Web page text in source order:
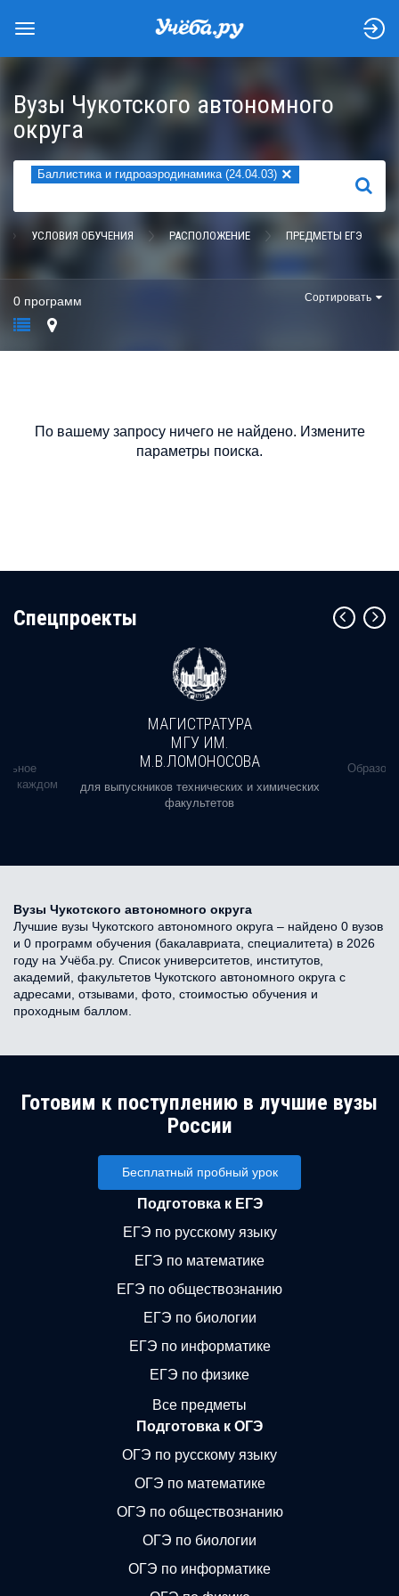
Вузы Чукотского автономного
округа
Баллистика и гидроаэродинамика (24.04.03) ×
НАЙТИ
УСЛОВИЯ ОБУЧЕНИЯ РАСПОЛОЖЕНИЕ ПРЕДМЕТЫ ЕГЭ
0 программ Сортировать
По вашему запросу ничего не найдено. Измените
параметры поиска.
Cпецпроекты
в каждом
МАГИСТРАТУРА
МГУ ИМ.
М.В.ЛОМОНОСОВА
для выпускников технических и химических
факультетов
Вузы Чукотского автономного округа
Лучшие вузы Чукотского автономного округа – найдено 0 вузов
и 0 программ обучения (бакалавриата, специалитета) в 2026
году на Учёба.ру. Список университетов, институтов,
академий, факультетов Чукотского автономного округа с
адресами, отзывами, фото, стоимостью обучения и
проходным баллом.
Готовим к поступлению в лучшие вузы
России
Бесплатный пробный урок
Подготовка к ЕГЭ
ЕГЭ по русскому языку
ЕГЭ по математике
ЕГЭ по обществознанию
ЕГЭ по биологии
ЕГЭ по информатике
ЕГЭ по физике
Все предметы
Подготовка к ОГЭ
ОГЭ по русскому языку
ОГЭ по математике
ОГЭ по обществознанию
ОГЭ по биологии
ОГЭ по информатике